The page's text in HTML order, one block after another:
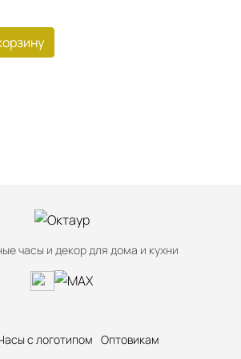
часы и декор для дома и кухни
с логотипом Оптовикам